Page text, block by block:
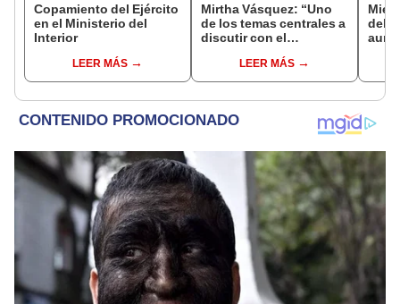
Copamiento del Ejército
en el Ministerio del
Interior
LEER MÁS
Mirtha Vásquez: “Uno
de los temas centrales a
discutir con el
memoria"LEER MÁS
del